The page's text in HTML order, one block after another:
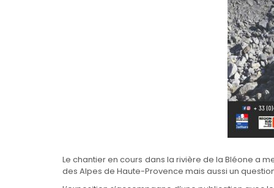
Le chantier en cours dans la rivière de la Bléone a
des Alpes de Haute-Provence mais aussi un
36e édition des Journées européennes du
patrimoine sur le thème des lieux de